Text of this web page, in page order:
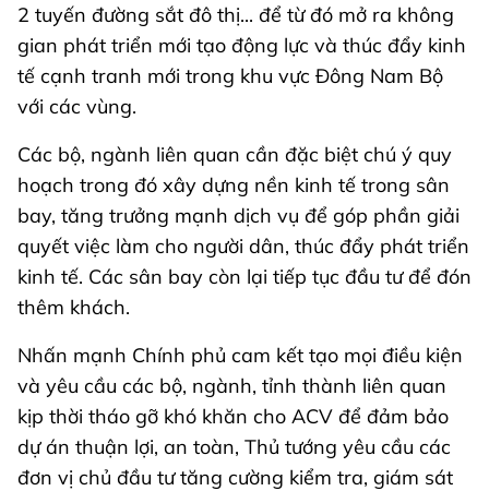
2 tuyến đường sắt đô thị... để từ đó mở ra không
gian phát triển mới tạo động lực và thúc đẩy kinh
tế cạnh tranh mới trong khu vực Đông Nam Bộ
với các vùng.
Các bộ, ngành liên quan cần đặc biệt chú ý quy
hoạch trong đó xây dựng nền kinh tế trong sân
bay, tăng trưởng mạnh dịch vụ để góp phần giải
quyết việc làm cho người dân, thúc đẩy phát triển
kinh tế. Các sân bay còn lại tiếp tục đầu tư để đón
thêm khách.
Nhấn mạnh Chính phủ cam kết tạo mọi điều kiện
và yêu cầu các bộ, ngành, tỉnh thành liên quan
kịp thời tháo gỡ khó khăn cho ACV để đảm bảo
dự án thuận lợi, an toàn, Thủ tướng yêu cầu các
đơn vị chủ đầu tư tăng cường kiểm tra, giám sát